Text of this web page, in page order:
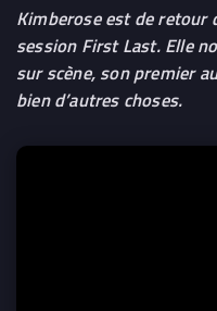
Kimberose est de retour
session First Last. Elle
sur scène, son premier
bien d’autres choses.